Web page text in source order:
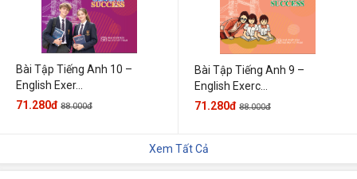
Bài Tập Tiếng Anh 10 –
English Exer...
71.280đ 88.000đ
Bài Tập Tiếng Anh 9 –
English Exerc...
71.280đ 88.000đ
Xem Tất Cả